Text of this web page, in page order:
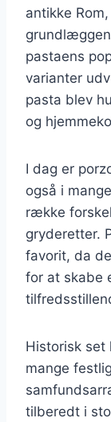
antikke
pastaens
varianter
pasta blev
og
I dag er
også i
række
gryderetter.
favorit, da
for at skabe
Historisk
mange
tilberedt i